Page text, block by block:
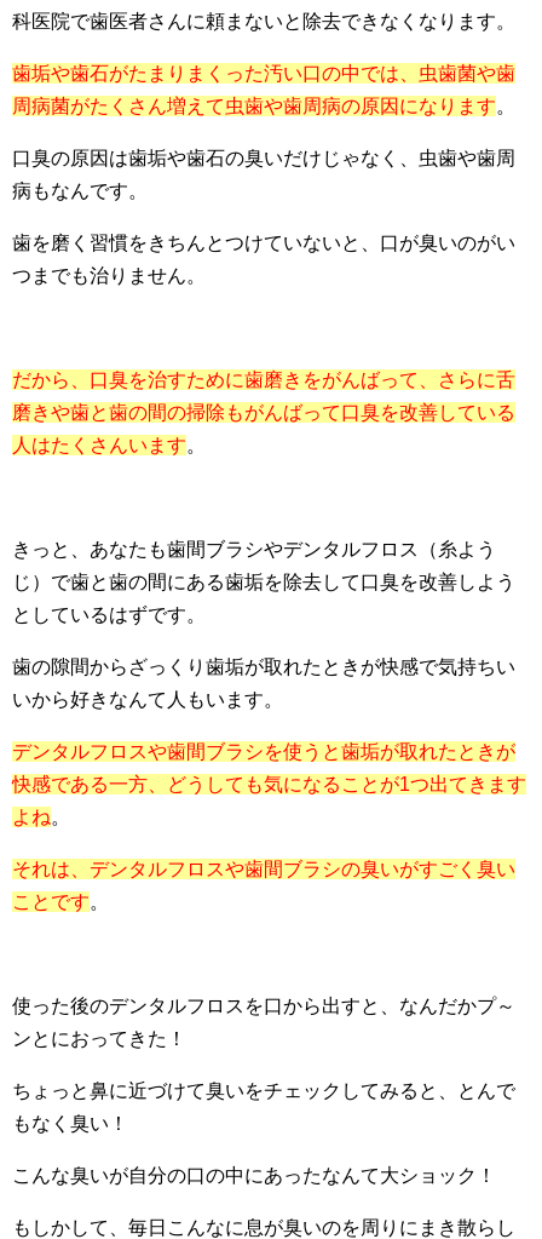
科医院で歯医者さんに頼まないと除去できなくなります。
歯垢や歯石がたまりまくった汚い口の中では、虫歯菌や歯
周病菌がたくさん増えて虫歯や歯周病の原因になります。
口臭の原因は歯垢や歯石の臭いだけじゃなく、虫歯や歯周
病もなんです。
歯を磨く習慣をきちんとつけていないと、口が臭いのがい
つまでも治りません。
だから、口臭を治すために歯磨きをがんばって、さらに舌
磨きや歯と歯の間の掃除もがんばって口臭を改善している
人はたくさんいます。
きっと、あなたも歯間ブラシやデンタルフロス（糸よう
じ）で歯と歯の間にある歯垢を除去して口臭を改善しよう
としているはずです。
歯の隙間からざっくり歯垢が取れたときが快感で気持ちい
いから好きなんて人もいます。
デンタルフロスや歯間ブラシを使うと歯垢が取れたときが
快感である一方、どうしても気になることが1つ出てきます
よね。
それは、デンタルフロスや歯間ブラシの臭いがすごく臭い
ことです。
使った後のデンタルフロスを口から出すと、なんだかプ～
ンとにおってきた！
ちょっと鼻に近づけて臭いをチェックしてみると、とんで
もなく臭い！
こんな臭いが自分の口の中にあったなんて大ショック！
もしかして、毎日こんなに息が臭いのを周りにまき散らし